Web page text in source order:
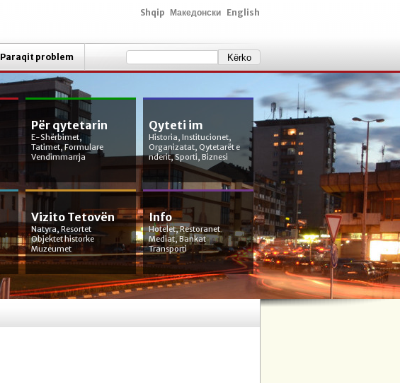
Shqip Македонски English
Paraqit problem
Për qytetarin
E-Shërbimet,
Tatimet, Formulare
Vendimmarrja
Qyteti im
Historia, Institucionet,
Organizatat, Qytetarët e
nderit, Sporti, Biznesi
Vizito Tetovën
Natyra, Resortet
Objektet historke
Muzeumet
Info
Hotelet, Restoranet
Mediat, Bankat
Transporti